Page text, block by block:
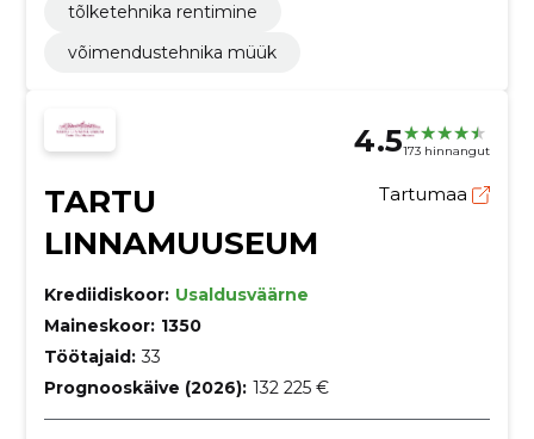
tõlketehnika rentimine
võimendustehnika müük
4.5173 hinnangut
TARTU
LINNAMUUSEUM
Tartumaa
Krediidiskoor: Usaldusväärne
Maineskoor: 1350
Töötajaid: 33
Prognooskäive (2026): 132 225 €